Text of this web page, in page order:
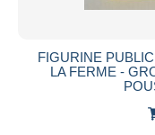
FIGURINE
LA FERME -